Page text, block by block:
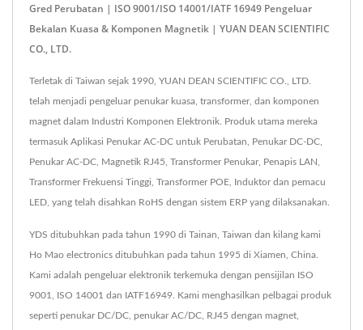
Gred Perubatan | ISO 9001/ISO 14001/IATF 16949 Pengeluar
Bekalan Kuasa & Komponen Magnetik | YUAN DEAN SCIENTIFIC
CO., LTD.
Terletak di Taiwan sejak 1990, YUAN DEAN SCIENTIFIC CO., LTD.
telah menjadi pengeluar penukar kuasa, transformer, dan komponen
magnet dalam Industri Komponen Elektronik. Produk utama mereka
termasuk Aplikasi Penukar AC-DC untuk Perubatan, Penukar DC-DC,
Penukar AC-DC, Magnetik RJ45, Transformer Penukar, Penapis LAN,
Transformer Frekuensi Tinggi, Transformer POE, Induktor dan pemacu
LED, yang telah disahkan RoHS dengan sistem ERP yang dilaksanakan.
YDS ditubuhkan pada tahun 1990 di Tainan, Taiwan dan kilang kami
Ho Mao electronics ditubuhkan pada tahun 1995 di Xiamen, China.
Kami adalah pengeluar elektronik terkemuka dengan pensijilan ISO
9001, ISO 14001 dan IATF16949. Kami menghasilkan pelbagai produk
seperti penukar DC/DC, penukar AC/DC, RJ45 dengan magnet,